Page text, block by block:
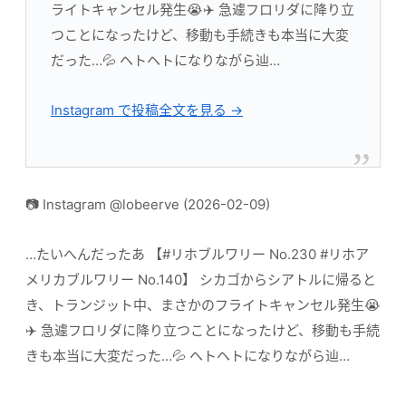
ライトキャンセル発生😭✈️ 急遽フロリダに降り立
つことになったけど、移動も手続きも本当に大変
だった…💦 ヘトヘトになりながら辿…
Instagram で投稿全文を見る →
📷 Instagram @lobeerve (2026-02-09)
…たいへんだったあ 【#リホブルワリー No.230 #リホア
メリカブルワリー No.140】 シカゴからシアトルに帰ると
き、トランジット中、まさかのフライトキャンセル発生😭
✈️ 急遽フロリダに降り立つことになったけど、移動も手続
きも本当に大変だった…💦 ヘトヘトになりながら辿…